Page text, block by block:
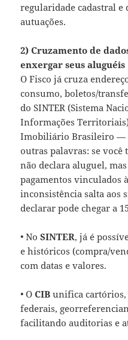
regularidade cadastral
autuações.
2) Cruzamento de
enxergar seus aluguéis
O Fisco já cruza
consumo, boletos/
do SINTER (Sistema
Informações
Imobiliário Brasileiro —
outras palavras: se você
não declara aluguel,
pagamentos vinculados
inconsistência salta aos
declarar pode chegar a
• NoSINTER, já é
e históricos (compra/
com datas e valores.
• OCIB unifica cartórios,
federais,
facilitando auditorias e